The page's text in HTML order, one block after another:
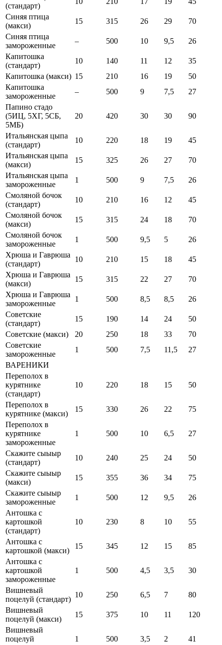
(стандарт)
Синяя птица
(макси)
15 315 26 29
70
Синяя птица
замороженные
– 500 10 9,5
26
Капитошка
(стандарт)
10 140 11 12
35
Капитошка (макси) 15 210 16 19
50
Капитошка
замороженные
– 500 9 7,5
27
Папино стадо
(5ИЦ, 5ХГ, 5СБ,
5МБ)
20 420 30 30 90
Итальянская цыпа
(стандарт)
10 220 18 19
45
Итальянская цыпа
(макси)
15 325 26 27
70
Итальянская цыпа
замороженные
1 500 9 7,5
26
Смоляной бочок
(стандарт)
10 210 16 12
45
Смоляной бочок
(макси)
15 315 24 18
70
Смоляной бочок
замороженные
1 500 9,5 5
26
Хрюша и Гаврюша
(стандарт)
10 210 15 18
45
Хрюша и Гаврюша
(макси)
15 315 22 27
70
Хрюша и Гаврюша
замороженные
1 500 8,5 8,5
26
Советские
(стандарт)
15 190 14 24
50
Советские (макси)
20 250 18 33
70
Советские
замороженные
1 500 7,5 11,5
27
ВАРЕНИКИ
Переполох в
курятнике
(стандарт)
10 220 18 15 50
Переполох в
курятнике (макси)
15 330 26 22
75
Переполох в
курятнике
замороженные
1 500 10 6,5 27
Скажите сыыыр
(стандарт)
10 240 25 24
50
Скажите сыыыр
(макси)
15 355 36 34
75
Скажите сыыыр
замороженные
1 500 12 9,5
26
Антошка с
картошкой
(стандарт)
10 230 8 10 55
Антошка с
картошкой (макси)
15 345 12 15
85
Антошка с
картошкой
замороженные
1 500 4,5 3,5 30
Вишневый
поцелуй (стандарт)
10 250 6,5 7
80
Вишневый
поцелуй (макси)
15 375 10 11
120
Вишневый
поцелуй
1 500 3,5 2 41